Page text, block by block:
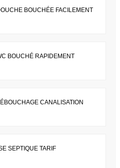
BOUCHÉE FACILEMENT
BOUCHÉ RAPIDEMENT
CANALISATION
SEPTIQUE TARIF